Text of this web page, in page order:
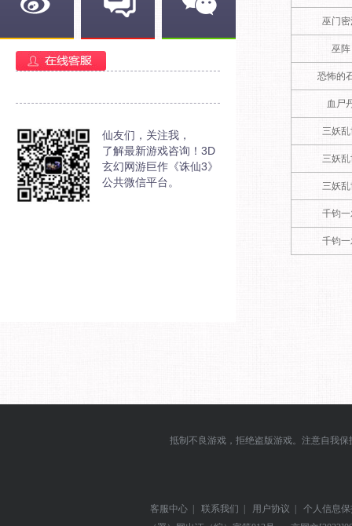
仙友们，关注我，
了解最新游戏咨询！3D
玄幻网游巨作《诛仙3》
公共微信平台。
巫门
巫阵
恐怖的
血尸
三妖
三妖
三妖
千钧
千钧
抵制不良游戏，拒绝盗版游戏。注意自我
客服中心 | 联系我们 | 用户协议 |
个人信息